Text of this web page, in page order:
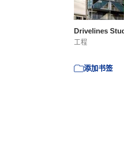
Drivelines
工程
添加书签